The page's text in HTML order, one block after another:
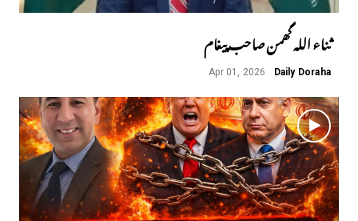
ثناء اللہ گھمن صاحب پیغام
Daily Doraha
Apr 01, 2026